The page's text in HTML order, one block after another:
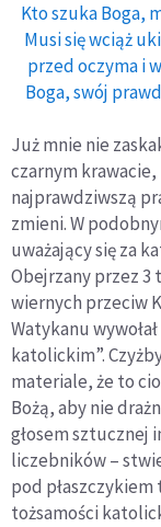
Kto szuka Boga,
Musi się wciąż
przed oczyma i
Boga, swój
Już mnie nie
czarnym
najprawdziwszą
zmieni. W
uważający się za
Obejrzany przez
wiernych przeciw
Watykanu
katolickim”.
materiale, że to
Bożą, aby nie
głosem sztucznej
liczebników –
pod
tożsamości